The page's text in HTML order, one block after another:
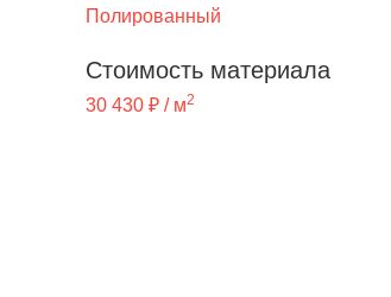
Полированный
Стоимость материала
30 430 ₽ / м2